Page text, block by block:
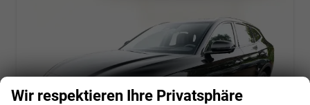
Wir respektieren Ihre Privatsphäre